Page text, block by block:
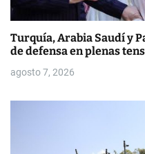
t
r
a
Turquía, Arabia Saudí y
de defensa en plenas
agosto 7, 2026